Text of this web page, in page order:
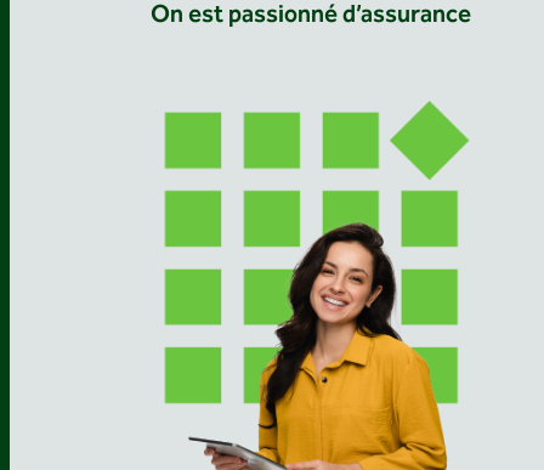
On est passionné d’assurance